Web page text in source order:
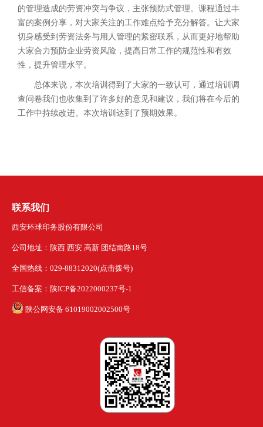
的管理造成的劳资冲突与争议，主张预防式管理。课程通过丰
富的案例分享，对大家关注的工作难点给予充分解答。让大家
切身感受到劳资法务与用人管理的紧密联系，从而更好地帮助
大家合力预防企业劳资风险，提高日常工作的规范性和有效
性，提升管理水平。
总体来说，本次培训得到了大家的一致认可，通过培训调
查问卷我们也收集到了许多好的意见和建议，我们将在今后的
工作中持续改进。本次培训达到了预期效果。
联系我们
西安环球印务股份有限公司
公司地址：陕西 西安 高新 团结南路18号
全国热线：029-88312020(点击拨号)
工信备案：陕ICP备2022000237号-1
陕公网安备 61019002002500号